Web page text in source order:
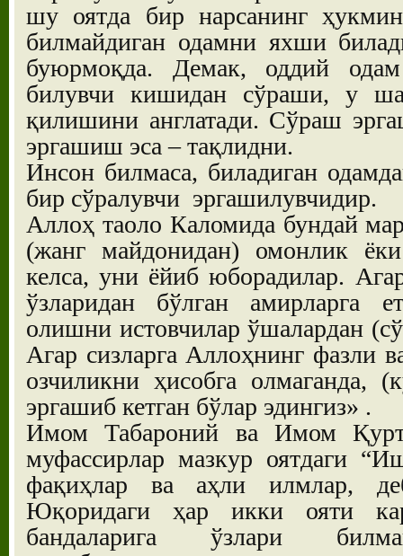
шу оятда бир нарсанинг
билмайдиган одамни яхши
буюрмоқда. Демак, оддий одам
билувчи кишидан сўраши, у
қилишини англатади. Сўраш
эргашиш эса – тақлидни.
Инсон билмаса, биладиган
бир сўралувчи эргашилувчидир.
Аллоҳ таоло Каломида бундай
(жанг майдонидан) омонлик
келса, уни ёйиб юборадилар.
ўзларидан бўлган амирларга
олишни истовчилар ўшалардан
Агар сизларга Аллоҳнинг фазли
озчиликни ҳисобга олмаганда,
эргашиб кетган бўлар эдингиз» .
Имом Табароний ва Имом
муфассирлар мазкур оятдаги
фақиҳлар ва аҳли илмлар,
Юқоридаги ҳар икки ояти
бандаларига ўзлари